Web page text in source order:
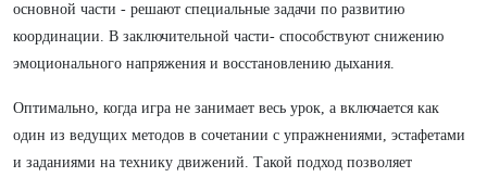
основной части - решают специальные задачи по развитию
координации. В заключительной части- способствуют снижению
эмоционального напряжения и восстановлению дыхания.
Оптимально, когда игра не занимает весь урок, а включается как
один из ведущих методов в сочетании с упражнениями, эстафетами
и заданиями на технику движений. Такой подход позволяет